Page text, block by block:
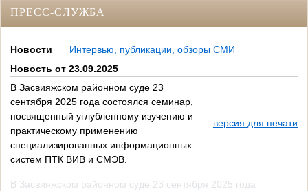
ПРЕСС-СЛУЖБА
Новости
Интервью, публикации, обзоры СМИ
Новость от 23.09.2025
В Засвияжском районном суде 23
сентября 2025 года состоялся семинар,
посвященный углубленному изучению и
практическому применению
специализированных информационных
систем ПТК ВИВ и СМЭВ.
версия для печати
В Засвияжском районном суде 23 сентября 2025 года